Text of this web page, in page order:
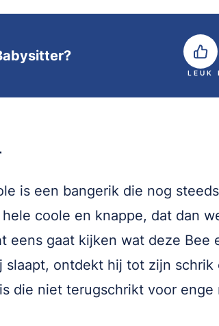
LEUK
is een bangerik die nog
coole en knappe, dat dan
eens gaat kijken wat deze Bee
slaapt, ontdekt hij tot zijn schrik
die niet terugschrikt voor enge